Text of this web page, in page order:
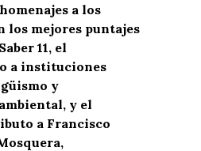
a los
los mejores puntajes
11, el
a instituciones
y
y el
a Francisco